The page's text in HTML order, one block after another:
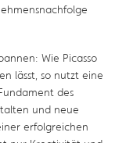
Wie Picasso
lässt, so nutzt eine
des
und neue
erfolgreichen